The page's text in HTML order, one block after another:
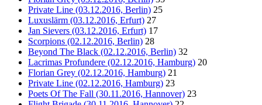
Private Line (03.12.2016, Berlin) 25
Luxuslärm (03.12.2016, Erfurt) 27
Jan Sievers (03.12.2016, Erfurt) 17
Scorpions (02.12.2016, Berlin) 28
Beyond The Black (02.12.2016, Berlin) 32
Lacrimas Profundere (02.12.2016, Hamburg) 20
Florian Grey (02.12.2016, Hamburg) 21
Private Line (02.12.2016, Hamburg) 23
Poets Of The Fall (30.11.2016, Hannover) 23